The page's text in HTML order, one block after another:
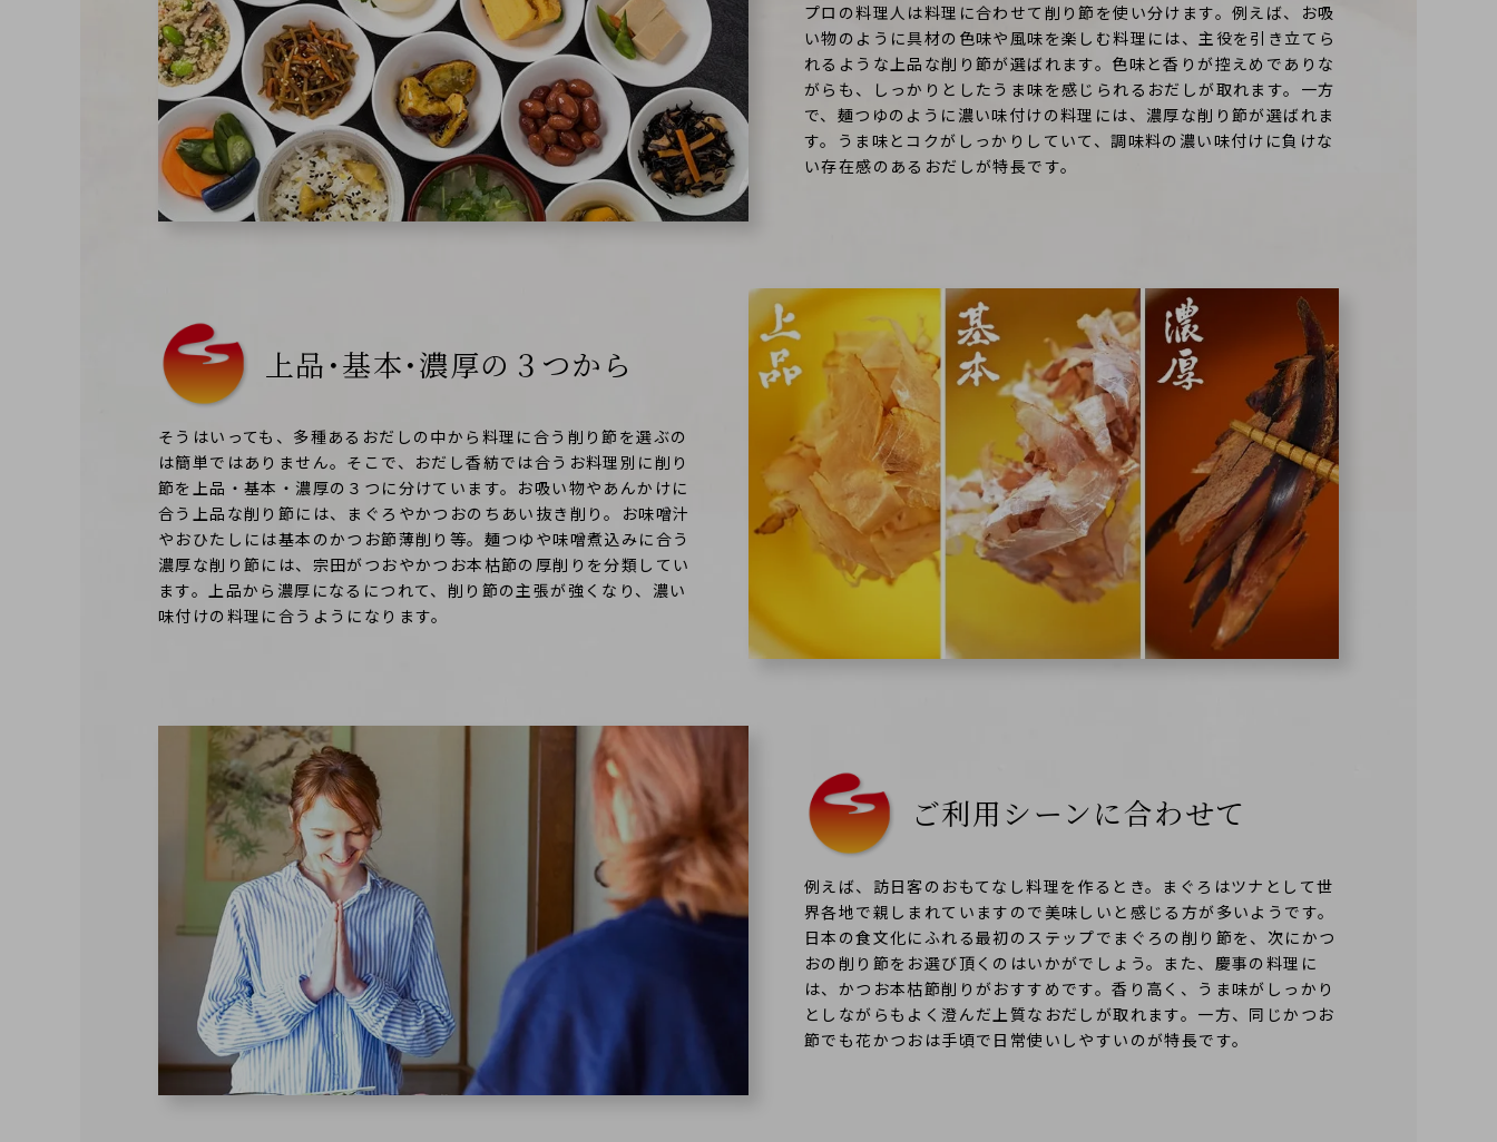
プロの料理人は料理に合わせて削り節を使い分けます。例えば、お吸
い物のように具材の色味や風味を楽しむ料理には、主役を引き立てら
れるような上品な削り節が選ばれます。色味と香りが控えめでありな
がらも、しっかりとしたうま味を感じられるおだしが取れます。一方
で、麺つゆのように濃い味付けの料理には、濃厚な削り節が選ばれま
す。うま味とコクがしっかりしていて、調味料の濃い味付けに負けな
い存在感のあるおだしが特長です。
上品･基本･濃厚の３つから
そうはいっても、多種あるおだしの中から料理に合う削り節を選ぶの
は簡単ではありません。そこで、おだし香紡では合うお料理別に削り
節を上品・基本・濃厚の３つに分けています。お吸い物やあんかけに
合う上品な削り節には、まぐろやかつおのちあい抜き削り。お味噌汁
やおひたしには基本のかつお節薄削り等。麺つゆや味噌煮込みに合う
濃厚な削り節には、宗田がつおやかつお本枯節の厚削りを分類してい
ます。上品から濃厚になるにつれて、削り節の主張が強くなり、濃い
味付けの料理に合うようになります。
ご利用シーンに合わせて
例えば、訪日客のおもてなし料理を作るとき。まぐろはツナとして世
界各地で親しまれていますので美味しいと感じる方が多いようです。
日本の食文化にふれる最初のステップでまぐろの削り節を、次にかつ
おの削り節をお選び頂くのはいかがでしょう。また、慶事の料理に
は、かつお本枯節削りがおすすめです。香り高く、うま味がしっかり
としながらもよく澄んだ上質なおだしが取れます。一方、同じかつお
節でも花かつおは手頃で日常使いしやすいのが特長です。